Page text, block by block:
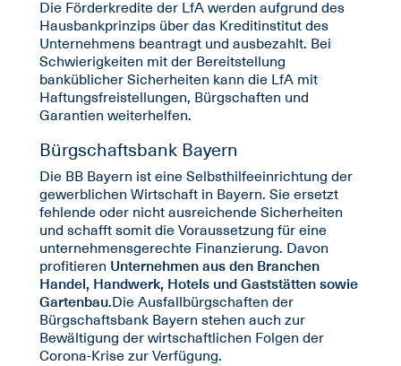
Die Förderkredite der LfA werden aufgrund des
Hausbankprinzips über das Kreditinstitut des
Unternehmens beantragt und ausbezahlt. Bei
Schwierigkeiten mit der Bereitstellung
banküblicher Sicherheiten kann die LfA mit
Haftungsfreistellungen, Bürgschaften und
Garantien weiterhelfen.
Bürgschaftsbank Bayern
Die BB Bayern ist eine Selbsthilfeeinrichtung der
gewerblichen Wirtschaft in Bayern. Sie ersetzt
fehlende oder nicht ausreichende Sicherheiten
und schafft somit die Voraussetzung für eine
unternehmensgerechte Finanzierung. Davon
profitieren Unternehmen aus den Branchen
Handel, Handwerk, Hotels und Gaststätten sowie
Gartenbau.Die Ausfallbürgschaften der
Bürgschaftsbank Bayern stehen auch zur
Bewältigung der wirtschaftlichen Folgen der
Corona-Krise zur Verfügung.